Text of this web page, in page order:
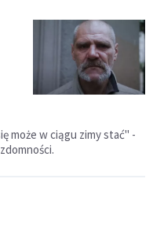
może w ciągu zimy stać" -